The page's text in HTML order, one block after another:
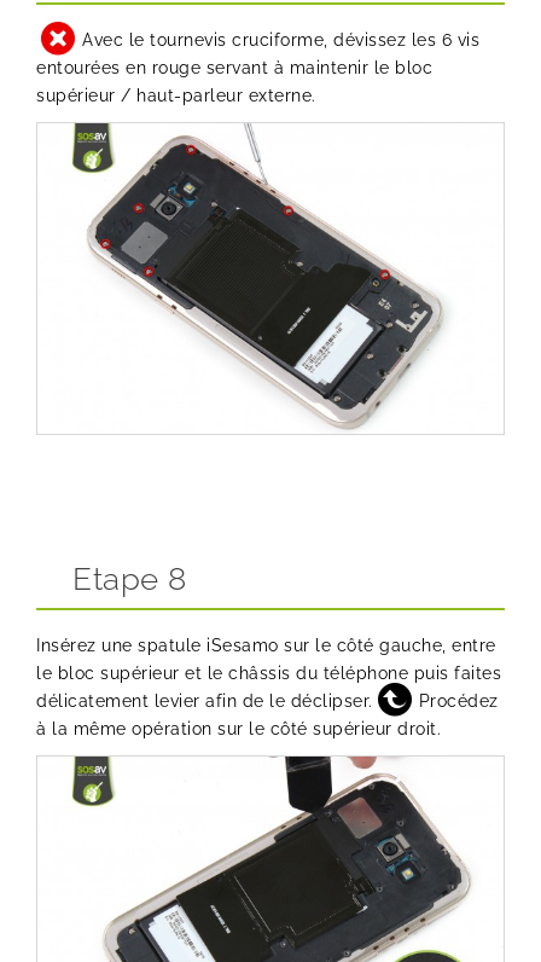
Avec le tournevis cruciforme, dévissez les 6 vis
entourées en rouge servant à maintenir le bloc
supérieur / haut-parleur externe.
Etape 8
Insérez une spatule iSesamo sur le côté gauche, entre
le bloc supérieur et le châssis du téléphone puis faites
délicatement levier afin de le déclipser.
Procédez
à la même opération sur le côté supérieur droit.